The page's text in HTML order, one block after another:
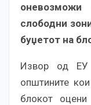
слободни
буџетот на
Извор од ЕУ
општините
блокот